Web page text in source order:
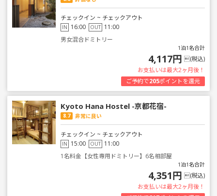
チェックイン ~ チェックアウト
IN 16:00 OUT 11:00
男女混合ドミトリー
1泊1名合計
4,117円 (税込)
お支払いは最大2ヶ月後！
ご予約で205ポイントを還元
Kyoto Hana Hostel -京都花宿-
8.7 非常に良い
チェックイン ~ チェックアウト
IN 15:00 OUT 11:00
1名料金【女性専用ドミトリー】6名相部屋
1泊1名合計
4,351円 (税込)
お支払いは最大2ヶ月後！